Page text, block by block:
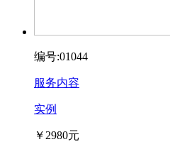
编号:01044
服务内容
实例
￥2980元